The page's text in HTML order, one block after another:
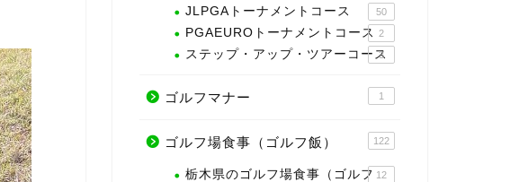
JLPGAトーナメントコース 50
PGAEUROトーナメントコース 2
ステップ・アップ・ツアーコース
3
ゴルフマナー 1
ゴルフ場食事（ゴルフ飯） 122
栃木県のゴルフ場食事（ゴルフ 12